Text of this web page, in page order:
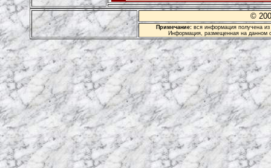
©
Примечание: вся информация получена из
Информация, размещенная на данном